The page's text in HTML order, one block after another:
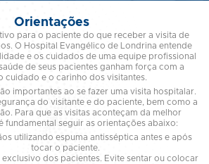
Orientações
para o paciente do que receber a visita de
O Hospital Evangélico de Londrina entende
e os cuidados de uma equipe profissional
de seus pacientes ganham força com a
cuidado e o carinho dos visitantes.
importantes ao se fazer uma visita hospitalar.
do visitante e do paciente, bem como a
Para que as visitas aconteçam da melhor
fundamental seguir as orientações abaixo:
utilizando espuma antisséptica antes e após
tocar o paciente.
exclusivo dos pacientes. Evite sentar ou colocar